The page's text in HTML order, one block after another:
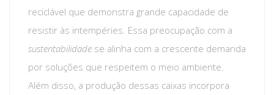
reciclável que demonstra grande capacidade de
resistir às intempéries. Essa preocupação com a
sustentabilidade se alinha com a crescente demanda
por soluções que respeitem o meio ambiente.
Além disso, a produção dessas caixas incorpora